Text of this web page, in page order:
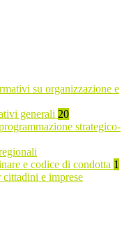
su organizzazione e
generali 20
strategico-
e codice di condotta 1
e imprese